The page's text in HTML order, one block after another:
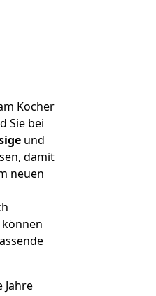
Kocher
Sie bei
und
damit
neuen